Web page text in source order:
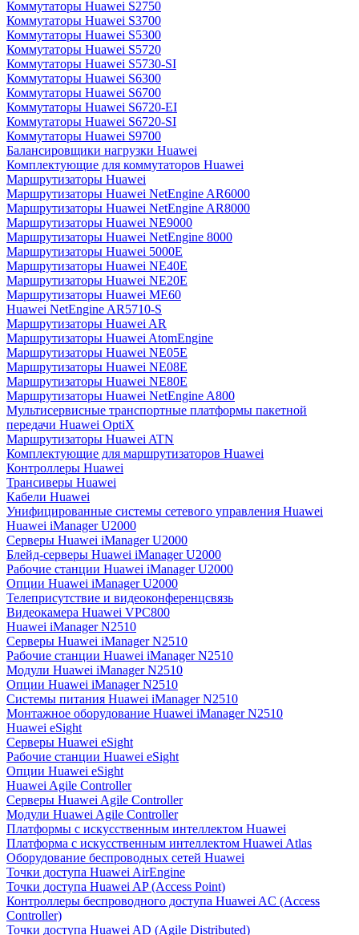
Коммутаторы Huawei S2750
Коммутаторы Huawei S3700
Коммутаторы Huawei S5300
Коммутаторы Huawei S5720
Коммутаторы Huawei S5730-SI
Коммутаторы Huawei S6300
Коммутаторы Huawei S6700
Коммутаторы Huawei S6720-EI
Коммутаторы Huawei S6720-SI
Коммутаторы Huawei S9700
Балансировщики нагрузки Huawei
Комплектующие для коммутаторов Huawei
Маршрутизаторы Huawei
Маршрутизаторы Huawei NetEngine AR6000
Маршрутизаторы Huawei NetEngine AR8000
Маршрутизаторы Huawei NE9000
Маршрутизаторы Huawei NetEngine 8000
Маршрутизаторы Huawei 5000E
Маршрутизаторы Huawei NE40E
Маршрутизаторы Huawei NE20E
Маршрутизаторы Huawei ME60
Huawei NetEngine AR5710-S
Маршрутизаторы Huawei AR
Маршрутизаторы Huawei AtomEngine
Маршрутизаторы Huawei NE05E
Маршрутизаторы Huawei NE08E
Маршрутизаторы Huawei NE80E
Маршрутизаторы Huawei NetEngine A800
Мультисервисные транспортные платформы пакетной
передачи Huawei OptiX
Маршрутизаторы Huawei ATN
Комплектующие для маршрутизаторов Huawei
Контроллеры Huawei
Трансиверы Huawei
Кабели Huawei
Унифицированные системы сетевого управления Huawei
Huawei iManager U2000
Серверы Huawei iManager U2000
Блейд-серверы Huawei iManager U2000
Рабочие станции Huawei iManager U2000
Опции Huawei iManager U2000
Телеприсутствие и видеоконференцсвязь
Видеокамера Huawei VPC800
Huawei iManager N2510
Серверы Huawei iManager N2510
Рабочие станции Huawei iManager N2510
Модули Huawei iManager N2510
Опции Huawei iManager N2510
Системы питания Huawei iManager N2510
Монтажное оборудование Huawei iManager N2510
Huawei eSight
Серверы Huawei eSight
Рабочие станции Huawei eSight
Опции Huawei eSight
Huawei Agile Controller
Серверы Huawei Agile Controller
Модули Huawei Agile Controller
Платформы с искусственным интеллектом Huawei
Платформа с искусственным интеллектом Huawei Atlas
Оборудование беспроводных сетей Huawei
Точки доступа Huawei AirEngine
Точки доступа Huawei AP (Access Point)
Контроллеры беспроводного доступа Huawei AC (Access
Controller)
Точки доступа Huawei AD (Agile Distributed)